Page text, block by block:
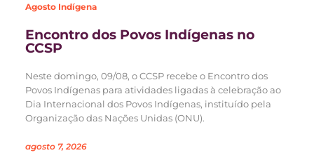
Agosto Indígena
Encontro dos Povos Indígenas no
CCSP
Neste domingo, 09/08, o CCSP recebe o Encontro dos
Povos Indígenas para atividades ligadas à celebração ao
Dia Internacional dos Povos Indígenas, instituído pela
Organização das Nações Unidas (ONU).
agosto 7, 2026